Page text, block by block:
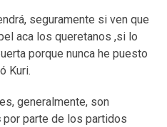
seguramente si ven que
aca los queretanos ,si lo
porque nunca he puesto
Kuri.
generalmente, son
por parte de los partidos